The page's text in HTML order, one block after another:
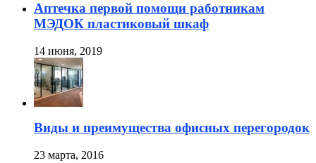
Аптечка первой помощи работникам
МЭДОК пластиковый шкаф
14 июня, 2019
Виды и преимущества офисных перегородок
23 марта, 2016